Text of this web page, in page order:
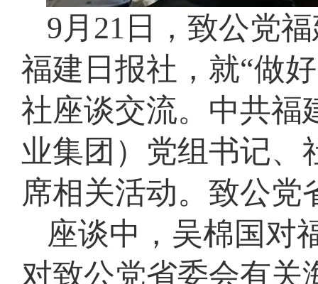
9月21日，致公党
福建日报社，就“做
社座谈交流。中共福
业集团）党组书记、
席相关活动。致公党
座谈中，吴棉国对
对致公党省委会有关